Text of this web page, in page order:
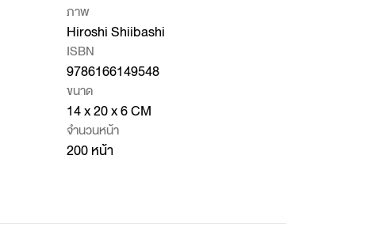
ภาพ
Hiroshi Shiibashi
ISBN
9786166149548
ขนาด
14 x 20 x 6 CM
จำนวนหน้า
200 หน้า